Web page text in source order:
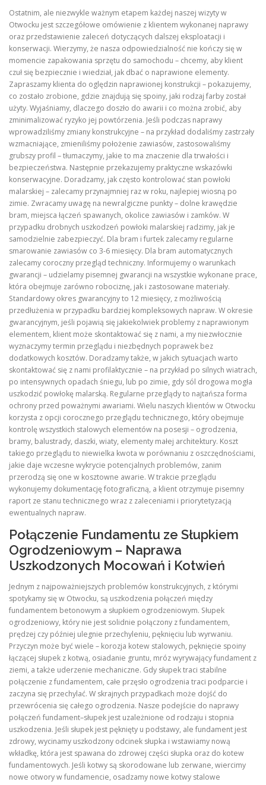
Ostatnim, ale niezwykle ważnym etapem każdej naszej wizyty w
Otwocku jest szczegółowe omówienie z klientem wykonanej naprawy
oraz przedstawienie zaleceń dotyczących dalszej eksploatacji i
konserwacji. Wierzymy, że nasza odpowiedzialność nie kończy się w
momencie zapakowania sprzętu do samochodu – chcemy, aby klient
czuł się bezpiecznie i wiedział, jak dbać o naprawione elementy.
Zapraszamy klienta do oględzin naprawionej konstrukcji – pokazujemy,
co zostało zrobione, gdzie znajdują się spoiny, jaki rodzaj farby został
użyty. Wyjaśniamy, dlaczego doszło do awarii i co można zrobić, aby
zminimalizować ryzyko jej powtórzenia. Jeśli podczas naprawy
wprowadziliśmy zmiany konstrukcyjne – na przykład dodaliśmy zastrzały
wzmacniające, zmieniliśmy położenie zawiasów, zastosowaliśmy
grubszy profil – tłumaczymy, jakie to ma znaczenie dla trwałości i
bezpieczeństwa. Następnie przekazujemy praktyczne wskazówki
konserwacyjne. Doradzamy, jak często kontrolować stan powłoki
malarskiej – zalecamy przynajmniej raz w roku, najlepiej wiosną po
zimie. Zwracamy uwagę na newralgiczne punkty – dolne krawędzie
bram, miejsca łączeń spawanych, okolice zawiasów i zamków. W
przypadku drobnych uszkodzeń powłoki malarskiej radzimy, jak je
samodzielnie zabezpieczyć. Dla bram i furtek zalecamy regularne
smarowanie zawiasów co 3-6 miesięcy. Dla bram automatycznych
zalecamy coroczny przegląd techniczny. Informujemy o warunkach
gwarancji – udzielamy pisemnej gwarancji na wszystkie wykonane prace,
która obejmuje zarówno robociznę, jak i zastosowane materiały.
Standardowy okres gwarancyjny to 12 miesięcy, z możliwością
przedłużenia w przypadku bardziej kompleksowych napraw. W okresie
gwarancyjnym, jeśli pojawią się jakiekolwiek problemy z naprawionym
elementem, klient może skontaktować się z nami, a my niezwłocznie
wyznaczymy termin przeglądu i niezbędnych poprawek bez
dodatkowych kosztów. Doradzamy także, w jakich sytuacjach warto
skontaktować się z nami profilaktycznie – na przykład po silnych wiatrach,
po intensywnych opadach śniegu, lub po zimie, gdy sól drogowa mogła
uszkodzić powłokę malarską. Regularne przeglądy to najtańsza forma
ochrony przed poważnymi awariami. Wielu naszych klientów w Otwocku
korzysta z opcji corocznego przeglądu technicznego, który obejmuje
kontrolę wszystkich stalowych elementów na posesji – ogrodzenia,
bramy, balustrady, daszki, wiaty, elementy małej architektury. Koszt
takiego przeglądu to niewielka kwota w porównaniu z oszczędnościami,
jakie daje wczesne wykrycie potencjalnych problemów, zanim
przerodzą się one w kosztowne awarie. W trakcie przeglądu
wykonujemy dokumentację fotograficzną, a klient otrzymuje pisemny
raport ze stanu technicznego wraz z zaleceniami i priorytetyzacją
ewentualnych napraw.
Połączenie Fundamentu ze Słupkiem
Ogrodzeniowym – Naprawa
Uszkodzonych Mocowań i Kotwień
Jednym z najpoważniejszych problemów konstrukcyjnych, z którymi
spotykamy się w Otwocku, są uszkodzenia połączeń między
fundamentem betonowym a słupkiem ogrodzeniowym. Słupek
ogrodzeniowy, który nie jest solidnie połączony z fundamentem,
prędzej czy później ulegnie przechyleniu, pęknięciu lub wyrwaniu.
Przyczyn może być wiele – korozja kotew stalowych, pęknięcie spoiny
łączącej słupek z kotwą, osiadanie gruntu, mróz wyrywający fundament z
ziemi, a także uderzenie mechaniczne. Gdy słupek traci stabilne
połączenie z fundamentem, całe przęsło ogrodzenia traci podparcie i
zaczyna się przechylać. W skrajnych przypadkach może dojść do
przewrócenia się całego ogrodzenia. Nasze podejście do naprawy
połączeń fundament–słupek jest uzależnione od rodzaju i stopnia
uszkodzenia. Jeśli słupek jest pęknięty u podstawy, ale fundament jest
zdrowy, wycinamy uszkodzony odcinek słupka i wstawiamy nową
wkładkę, która jest spawana do zdrowej części słupka oraz do kotew
fundamentowych. Jeśli kotwy są skorodowane lub zerwane, wiercimy
nowe otwory w fundamencie, osadzamy nowe kotwy stalowe